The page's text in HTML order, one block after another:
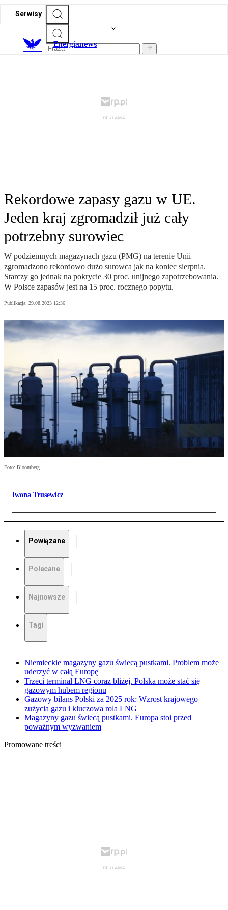
Serwisy
Energianews
Rekordowe zapasy gazu w UE.
Jeden kraj zgromadził już cały
potrzebny surowiec
W podziemnych magazynach gazu (PMG) na terenie Unii
zgromadzono rekordowo dużo surowca jak na koniec sierpnia.
Starczy go jednak na pokrycie 30 proc. unijnego zapotrzebowania.
W Polsce zapasów jest na 15 proc. rocznego popytu.
Publikacja: 29.08.2023 12:36
Foto: Bloomberg
Iwona Trusewicz
Powiązane
Polecane
Najnowsze
Tagi
Niemieckie magazyny gazu świecą pustkami. Problem może
uderzyć w całą Europę
Trzeci terminal LNG coraz bliżej. Polska może stać się
gazowym hubem regionu
Gazowy bilans Polski za 2025 rok: Wzrost krajowego
zużycia gazu i kluczowa rola LNG
Magazyny gazu świecą pustkami. Europa stoi przed
poważnym wyzwaniem
Promowane treści